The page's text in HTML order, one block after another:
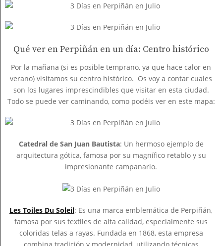
Qué ver en Perpiñán en un día: Centro histórico
Por la mañana (si es posible temprano, ya que hace calor en
verano) visitamos su centro histórico. Os voy a contar cuales
son los lugares imprescindibles que visitar en esta ciudad.
Todo se puede ver caminando, como podéis ver en este mapa:
Catedral de San Juan Bautista: Un hermoso ejemplo de
arquitectura gótica, famosa por su magnífico retablo y su
impresionante campanario.
Les Toiles Du Soleil: Es una marca emblemática de Perpiñán,
famosa por sus textiles de alta calidad, especialmente sus
coloridas telas a rayas. Fundada en 1868, esta empresa